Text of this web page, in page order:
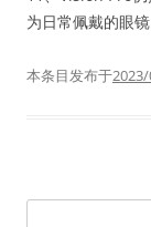
为日常佩戴的眼镜
本条目发布于